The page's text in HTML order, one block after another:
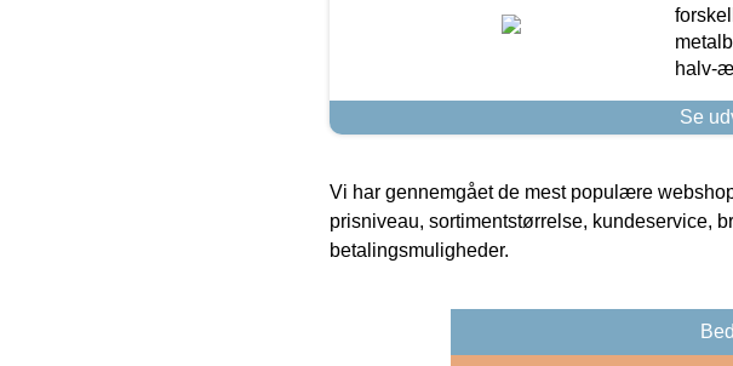
halv-
Se
Vi har gennemgået de mest populære
prisniveau, sortimentstørrelse, kundeservice,
betalingsmuligheder.